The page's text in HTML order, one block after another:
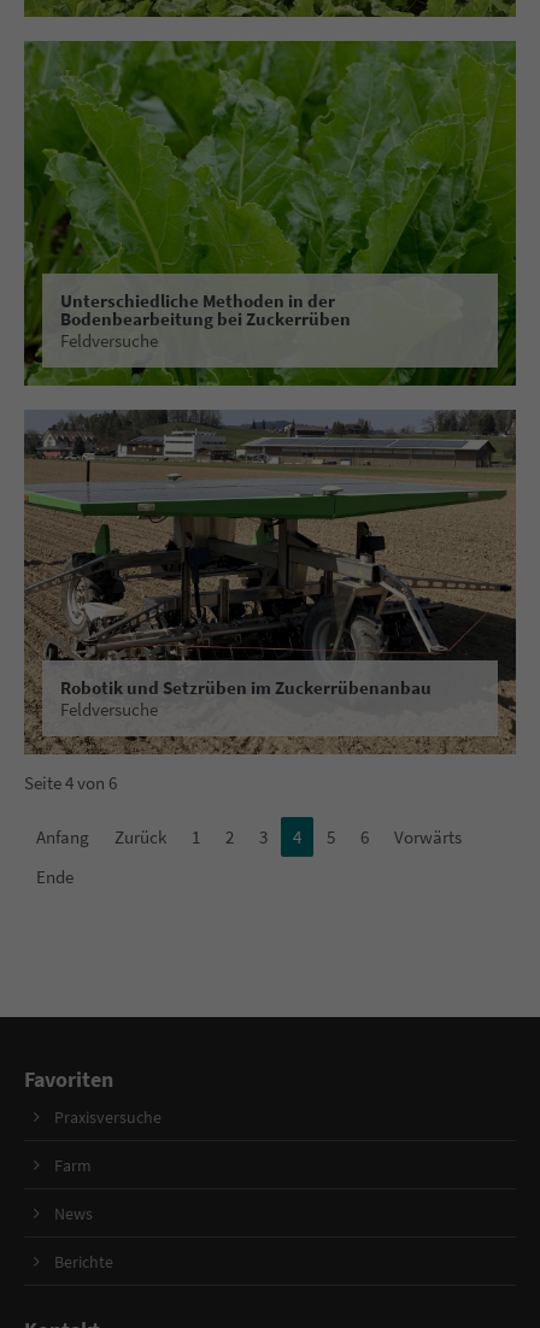
Unterschiedliche Methoden in der
Bodenbearbeitung bei Zuckerrüben
Feldversuche
Robotik und Setzrüben im Zuckerrübenanbau
Feldversuche
Seite 4 von 6
Anfang Zurück 1 2 3 4 5 6
Vorwärts
Ende
Favoriten
Praxisversuche
Farm
News
Berichte